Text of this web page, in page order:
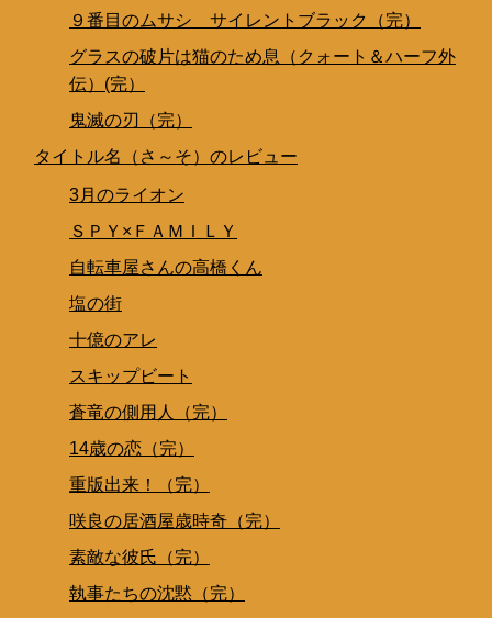
９番目のムサシ サイレントブラック（完）
グラスの破片は猫のため息（クォート＆ハーフ外
伝）(完）
鬼滅の刃（完）
タイトル名（さ～そ）のレビュー
3月のライオン
ＳＰＹ×ＦＡＭＩＬＹ
自転車屋さんの高橋くん
塩の街
十億のアレ
スキップビート
蒼竜の側用人（完）
14歳の恋（完）
重版出来！（完）
咲良の居酒屋歳時奇（完）
素敵な彼氏（完）
執事たちの沈黙（完）